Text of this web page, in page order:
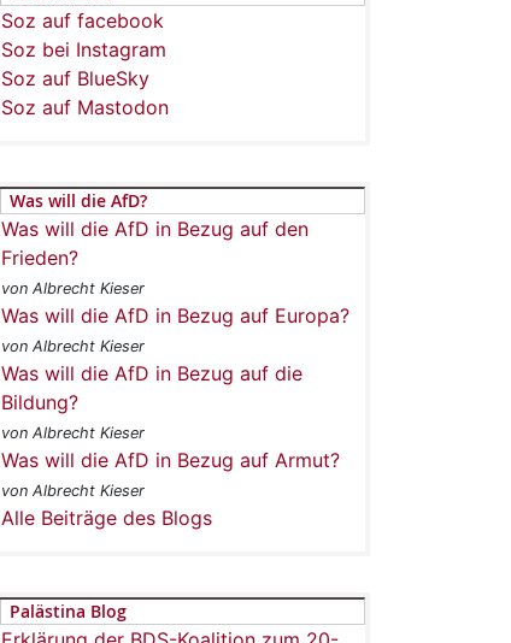
Soz auf facebook
Soz bei Instagram
Soz auf BlueSky
Soz auf Mastodon
Was will die AfD?
Was will die AfD in Bezug auf den
Frieden?
von Albrecht Kieser
Was will die AfD in Bezug auf Europa?
von Albrecht Kieser
Was will die AfD in Bezug auf die
Bildung?
von Albrecht Kieser
Was will die AfD in Bezug auf Armut?
von Albrecht Kieser
Alle Beiträge des Blogs
Palästina Blog